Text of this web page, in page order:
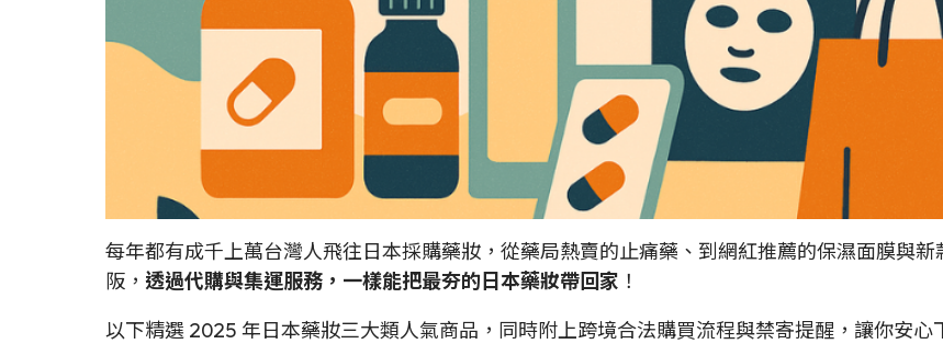
每年都有成千上萬台灣人飛往日本採購藥妝，從藥局熱賣的止痛藥、到網紅推薦的保濕面膜與
阪， 透過代購與集運服務，一樣能把最夯的日本藥妝帶回家 ！
以下精選 2025 年日本藥妝三大類人氣商品，同時附上跨境合法購買流程與禁寄提醒，讓你安心